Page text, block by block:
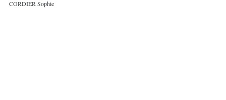
CORDIER Sophie